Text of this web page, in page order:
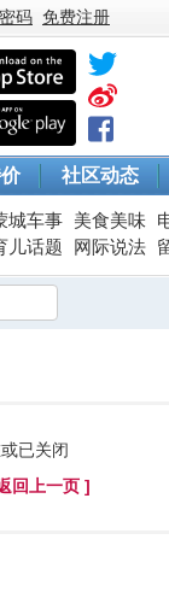
码 免费注册
社区动态
城车事 美食美味
儿话题 网际说法
已关闭
回上一页 ]